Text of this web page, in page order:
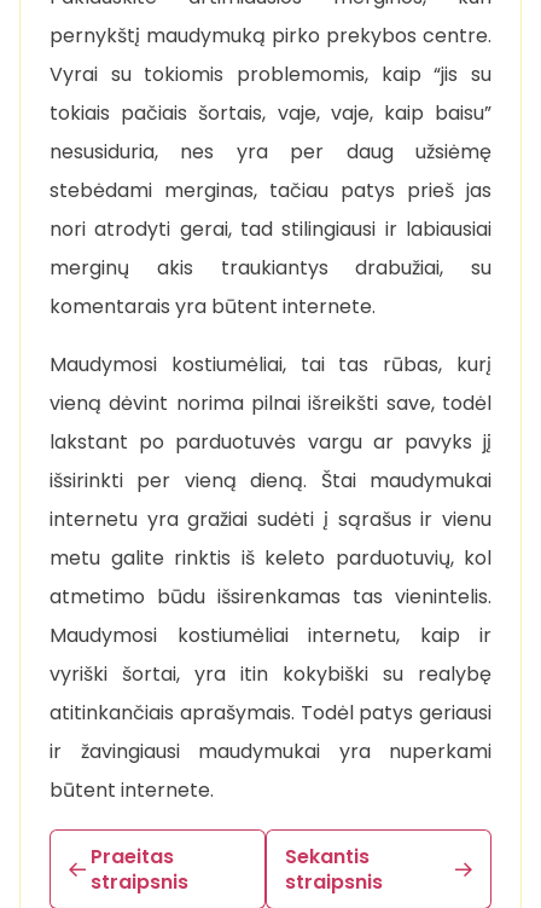
pernykštį maudymuką pirko prekybos centre.
Vyrai su tokiomis problemomis, kaip “jis su
tokiais pačiais šortais, vaje, vaje, kaip baisu”
nesusiduria, nes yra per daug užsiėmę
stebėdami merginas, tačiau patys prieš jas
nori atrodyti gerai, tad stilingiausi ir labiausiai
merginų akis traukiantys drabužiai, su
komentarais yra būtent internete.
Maudymosi kostiumėliai, tai tas rūbas, kurį
vieną dėvint norima pilnai išreikšti save, todėl
lakstant po parduotuvės vargu ar pavyks jį
išsirinkti per vieną dieną. Štai maudymukai
internetu yra gražiai sudėti į sąrašus ir vienu
metu galite rinktis iš keleto parduotuvių, kol
atmetimo būdu išsirenkamas tas vienintelis.
Maudymosi kostiumėliai internetu, kaip ir
vyriški šortai, yra itin kokybiški su realybę
atitinkančiais aprašymais. Todėl patys geriausi
ir žavingiausi maudymukai yra nuperkami
būtent internete.
Praeitas
straipsnis
Sekantis
straipsnis